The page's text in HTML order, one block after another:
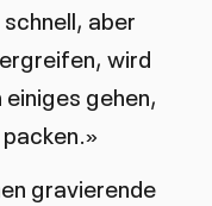
aber
wird
gehen,
gravierende